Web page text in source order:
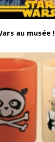
au musée !